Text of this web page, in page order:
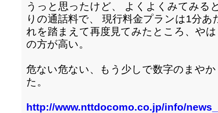
うっと思ったけど、 よくよくみてみる
りの通話料で、 現行料金プランは1分
れを踏まえて再度見てみたところ、や
の方が高い。
危ない危ない、もう少しで数字のまや
た。
http://www.nttdocomo.co.jp/info/